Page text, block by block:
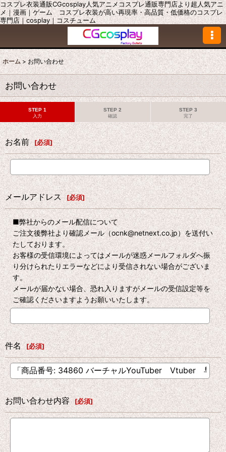
コスプレ衣装通販CGcosplay人気アニメコスプレ通販専門店より超人気アニ
メ｜漫画｜ゲーム コスプレ衣装が高い再現率・高品質・低価格のコスプレ
専門店｜cosplay｜コスチューム
ホーム > お問い合わせ
お問い合わせ
STEP 1
入力
STEP 2
確認
STEP 3
完了
お名前 [必須]
メールアドレス [必須]
■弊社からのメール配信について
ご注文後弊社より確認メール（ocnk@netnext.co.jp）を送付い
たしております。
お客様の受信環境によってはメールが迷惑メールフォルダへ振
り分けられたりエラーなどにより受信されない場合がございま
す。
メールが届かない場合、恐れ入りますがメールの受信設定等を
ご確認くださいますようお願いいたします。
件名 [必須]
お問い合わせ内容 [必須]